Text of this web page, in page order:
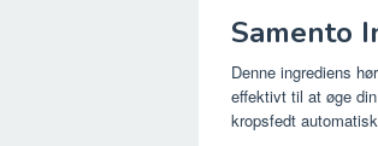
Samento
Denne ingrediens
effektivt til at øge
kropsfedt